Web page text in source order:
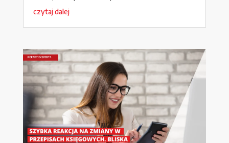
czytaj dalej